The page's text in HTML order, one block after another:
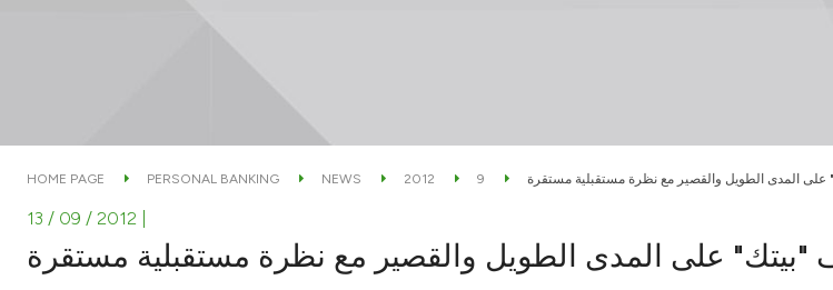
HOME PAGE PERSONAL BANKING NEWS 2012 9 المدى الطويل والقصير مع نظرة مستقبلية مستقرة
13 / 09 / 2012
"بيتك" على المدى الطويل والقصير مع نظرة مستقبلية مستقرة